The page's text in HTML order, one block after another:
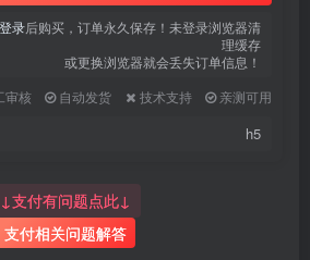
登录后购买，订单永久保存！未登录浏览器清
理缓存
或更换浏览器就会丢失订单信息！
审核
自动发货 技术支持 亲测可用
h5
↓支付有问题点此↓
支付相关问题解答